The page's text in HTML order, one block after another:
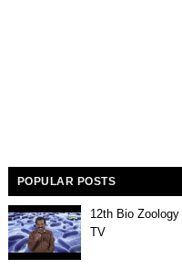
POPULAR POSTS
12th Bio
TV